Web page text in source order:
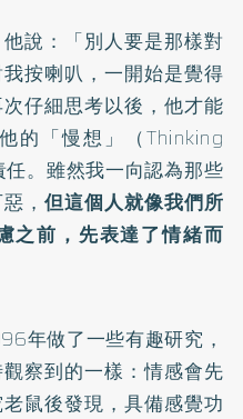
說：「別人要是那樣對
按喇叭，一開始是覺得
仔細思考以後，他才能
的「慢想」（Thinking
。雖然我一向認為那些
，但這個人就像我們所
之前，先表達了情緒而
年做了一些有趣研究，
察到的一樣：情感會先
鼠後發現，具備感覺功